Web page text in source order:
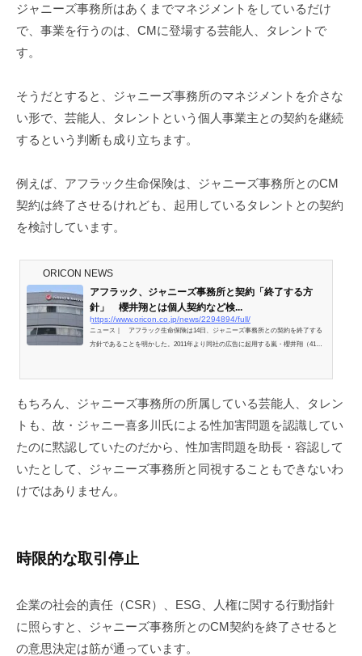
ジャニーズ事務所はあくまでマネジメントをしているだけ
で、事業を行うのは、CMに登場する芸能人、タレントで
す。
そうだとすると、ジャニーズ事務所のマネジメントを介さな
い形で、芸能人、タレントという個人事業主との契約を継続
するという判断も成り立ちます。
例えば、アフラック生命保険は、ジャニーズ事務所とのCM
契約は終了させるけれども、起用しているタレントとの契約
を検討しています。
ORICON NEWS
アフラック、ジャニーズ事務所と契約「終了する方
針」 櫻井翔とは個人契約など検...
https://www.oricon.co.jp/news/2294894/full/
ニュース｜ アフラック生命保険は14日、ジャニーズ事務所との契約を終了する
方針であることを明かした。2011年より同社の広告に起用する嵐・櫻井翔（41）
討しているところです」とし、契約方法の変更を検討しているとした。 同社は
もちろん、ジャニーズ事務所の所属している芸能人、タレン
トも、故・ジャニー喜多川氏による性加害問題を認識してい
たのに黙認していたのだから、性加害問題を助長・容認して
いたとして、ジャニーズ事務所と同視することもできないわ
けではありません。
時限的な取引停止
企業の社会的責任（CSR）、ESG、人権に関する行動指針
に照らすと、ジャニーズ事務所とのCM契約を終了させると
の意思決定は筋が通っています。